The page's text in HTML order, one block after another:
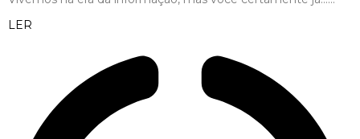
LER